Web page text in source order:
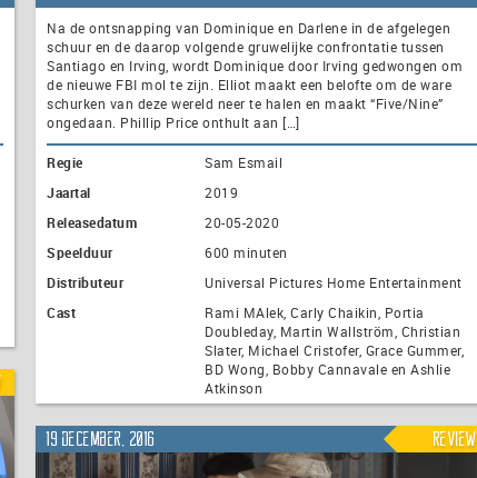
Na de ontsnapping van Dominique en Darlene in de afgelegen
schuur en de daarop volgende gruwelijke confrontatie tussen
Santiago en Irving, wordt Dominique door Irving gedwongen om
de nieuwe FBI mol te zijn. Elliot maakt een belofte om de ware
schurken van deze wereld neer te halen en maakt “Five/Nine”
ongedaan. Phillip Price onthult aan […]
Regie
Sam Esmail
Jaartal
2019
Releasedatum
20-05-2020
Speelduur
600 minuten
Distributeur
Universal Pictures Home Entertainment
Cast
Rami MAlek, Carly Chaikin, Portia
Doubleday, Martin Wallström, Christian
Slater, Michael Cristofer, Grace Gummer,
BD Wong, Bobby Cannavale en Ashlie
Atkinson
19 december, 2016 Review